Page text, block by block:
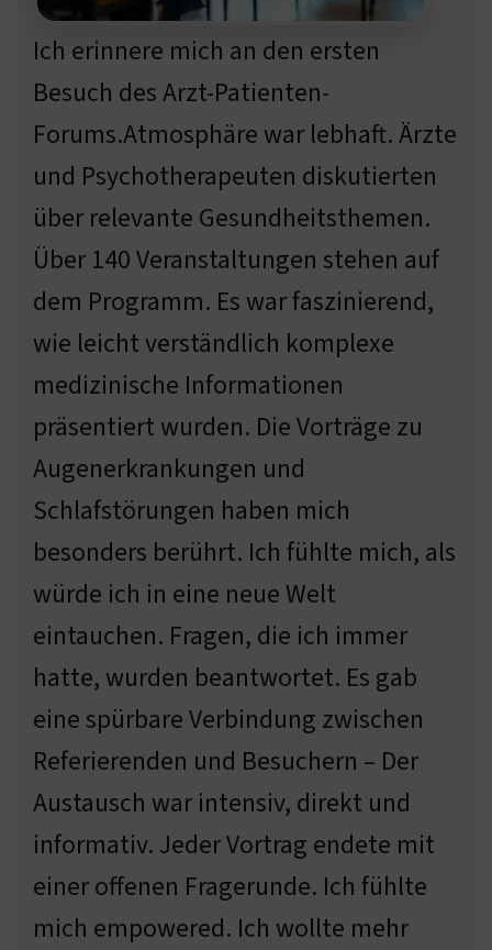
Ich erinnere mich an den ersten
Besuch des Arzt-Patienten-
Forums.Atmosphäre war lebhaft. Ärzte
und Psychotherapeuten diskutierten
über relevante Gesundheitsthemen.
Über 140 Veranstaltungen stehen auf
dem Programm. Es war faszinierend,
wie leicht verständlich komplexe
medizinische Informationen
präsentiert wurden. Die Vorträge zu
Augenerkrankungen und
Schlafstörungen haben mich
besonders berührt. Ich fühlte mich, als
würde ich in eine neue Welt
eintauchen. Fragen, die ich immer
hatte, wurden beantwortet. Es gab
eine spürbare Verbindung zwischen
Referierenden und Besuchern – Der
Austausch war intensiv, direkt und
informativ. Jeder Vortrag endete mit
einer offenen Fragerunde. Ich fühlte
mich empowered. Ich wollte mehr